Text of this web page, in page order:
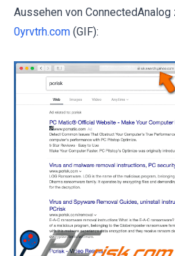
Aussehen von ConnectedAnalog
0yrvtrh.com (GIF):